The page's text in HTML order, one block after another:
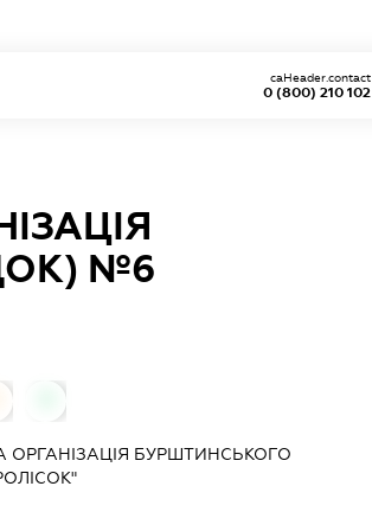
0 (800) 210 102
caHeader.contact
№6
БУРШТИНСЬКОГО